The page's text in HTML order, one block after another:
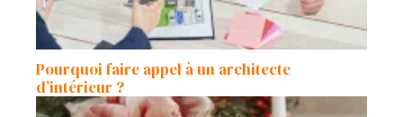
Pourquoi faire appel à un architecte
d’intérieur ?